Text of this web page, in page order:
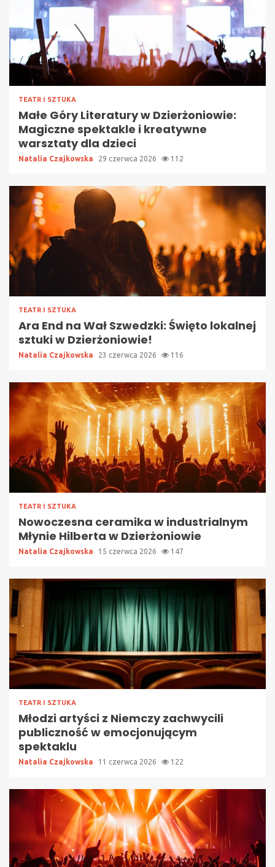
TEATR I SZTUKA
Małe Góry Literatury w Dzierżoniowie:
Magiczne spektakle i kreatywne
warsztaty dla dzieci
Natalia Czajkowska 29 czerwca 2026 112
TEATR I SZTUKA
Ara End na Wał Szwedzki: Święto lokalnej
sztuki w Dzierżoniowie!
Natalia Czajkowska 23 czerwca 2026 116
TEATR I SZTUKA
Nowoczesna ceramika w industrialnym
Młynie Hilberta w Dzierżoniowie
Natalia Czajkowska 15 czerwca 2026 147
TEATR I SZTUKA
Młodzi artyści z Niemczy zachwycili
publiczność w emocjonującym
spektaklu
Natalia Czajkowska 11 czerwca 2026 122